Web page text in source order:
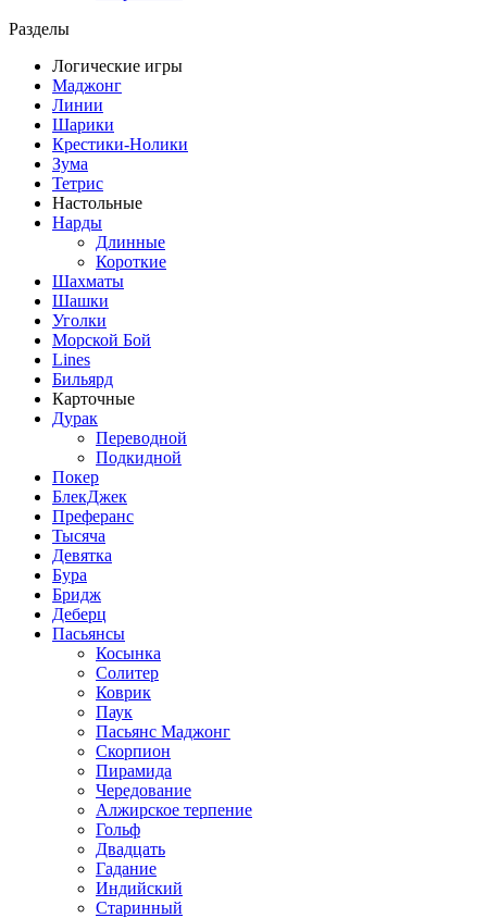
Разделы
Логические игры
Маджонг
Линии
Шарики
Крестики-Нолики
Зума
Тетрис
Настольные
Нарды
Длинные
Короткие
Шахматы
Шашки
Уголки
Морской Бой
Lines
Бильярд
Карточные
Дурак
Переводной
Подкидной
Покер
БлекДжек
Преферанс
Тысяча
Девятка
Бура
Бридж
Деберц
Пасьянсы
Косынка
Солитер
Коврик
Паук
Пасьянс Маджонг
Скорпион
Пирамида
Чередование
Алжирское терпение
Гольф
Двадцать
Гадание
Индийский
Старинный